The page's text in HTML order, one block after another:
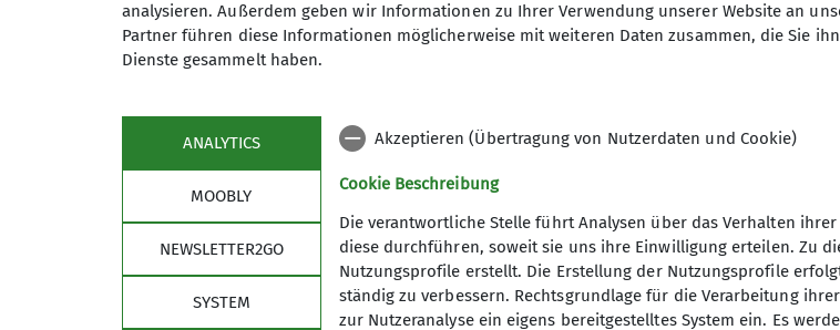
Maximale Teilnehmeranzahl 6
Unsere Sektion
analysieren. Außerdem geben wir Informationen zu Ihrer Verwendung unserer Website an
Partner führen diese Informationen möglicherweise mit weiteren Daten zusammen, die Sie
Dienste gesammelt haben.
ANALYTICS
MOOBLY
NEWSLETTER2GO
SYSTEM
Akzeptieren (Übertragung von Nutzerdaten und Cookie)
Cookie Beschreibung
Die verantwortliche Stelle führt Analysen über das Verhalten
diese durchführen, soweit sie uns ihre Einwilligung erteilen. Zu
Nutzungsprofile erstellt. Die Erstellung der Nutzungsprofile
ständig zu verbessern. Rechtsgrundlage für die Verarbeitung
zur Nutzeranalyse ein eigens bereitgestelltes System ein. Es